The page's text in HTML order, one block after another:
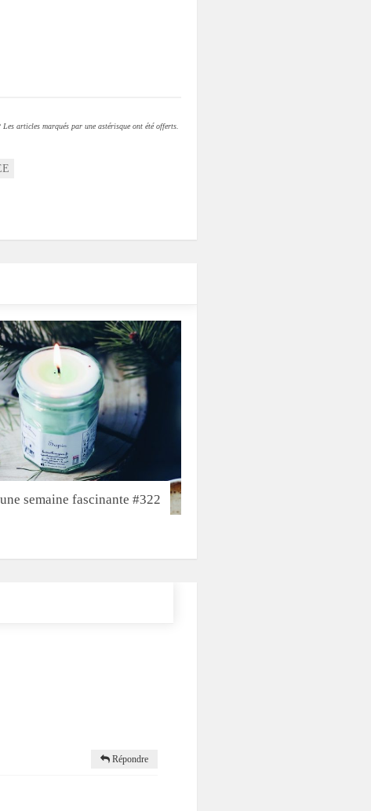
Les articles marqués par une astérisque ont été offerts.
semaine fascinante #322
Répondre